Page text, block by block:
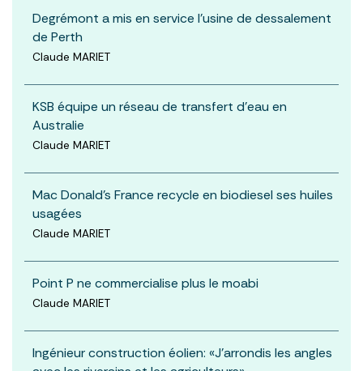
Degrémont a mis en service l’usine de dessalement
de Perth
Claude MARIET
KSB équipe un réseau de transfert d’eau en
Australie
Claude MARIET
Mac Donald’s France recycle en biodiesel ses huiles
usagées
Claude MARIET
Point P ne commercialise plus le moabi
Claude MARIET
Ingénieur construction éolien: «J’arrondis les angles